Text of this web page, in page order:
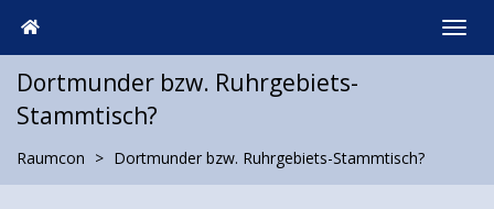
Dortmunder bzw. Ruhrgebiets-
Stammtisch?
Raumcon Dortmunder bzw. Ruhrgebiets-Stammtisch?